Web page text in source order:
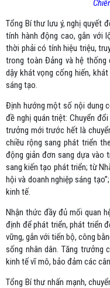
Tổng Bí thư lưu ý, nghị quyết
tính hành động cao, gắn với
thời phải có tính hiệu triệu,
trong toàn Đảng và hệ
dậy khát vọng cống hiến,
sáng tạo.
Định hướng một số nội dung
đề nghị quán triệt: Chuyển
trưởng mới trước hết là
chiều rộng sang phát triển
động giản đơn sang dựa vào
sang kiến tạo phát triển; từ
hội và doanh nghiệp sáng
kinh tế.
Nhận thức đầy đủ mối quan
định để phát triển, phát triển
vững, gắn với tiến bộ, công
sống nhân dân. Tăng trưởng
kinh tế vĩ mô, bảo đảm các
Tổng Bí thư nhấn mạnh,